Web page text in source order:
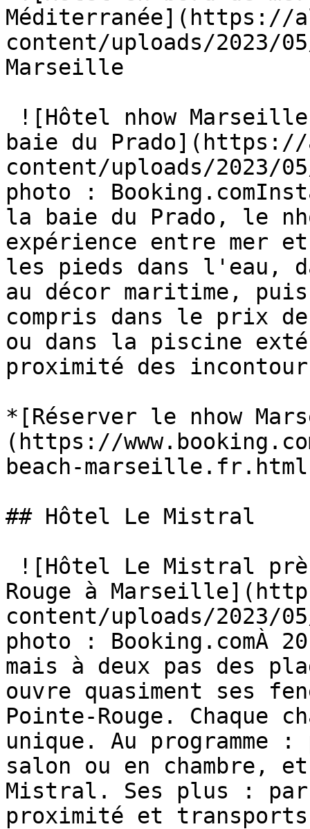
Méditerranée](https://
content/uploads/2023/
Marseille
baie du
content/uploads/2023/
photo :
la baie du Prado, le
expérience entre mer et
les pieds dans l'eau,
au décor maritime,
compris dans le prix
ou dans la piscine
proximité des
*[Réserver le nhow
(https://
beach-
## Hôtel Le Mistral
Rouge à
content/uploads/2023/
photo : Booking.comÀ
mais à deux pas des
ouvre quasiment ses
Pointe-Rouge. Chaque
unique. Au programme
salon ou en chambre,
Mistral. Ses plus :
proximité et transports